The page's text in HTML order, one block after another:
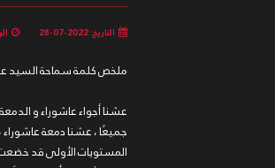
التاريخ: 2022-07-28
ملخص كلمة سماحة السيد
عشنا أجواء عاشوراء و
جميعًا ، عشنا دمعة عاشوراء
المستويات الأولى قد خضعت